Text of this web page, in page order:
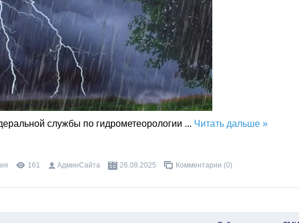
службы по гидрометеорологии ... Читать дальше »
161 АдминСайта 26.08.2025 Комментарии (0)